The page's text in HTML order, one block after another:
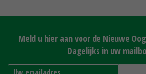
Meld u hier aan voor de Nieuwe
Dagelijks in uw